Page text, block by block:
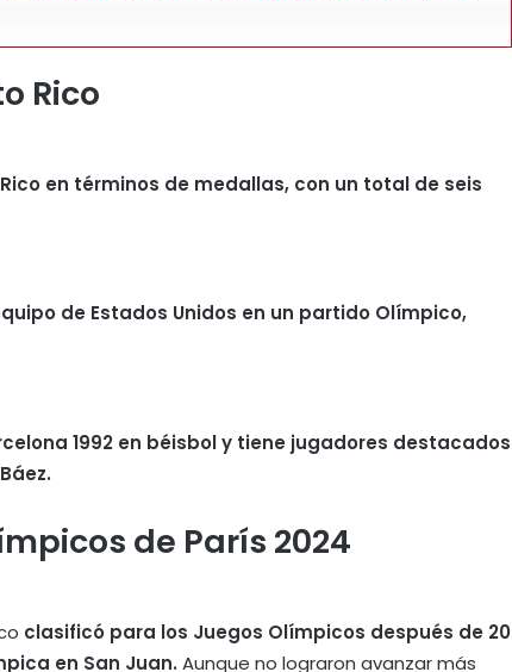
Rico
en términos de medallas, con un total de seis
de Estados Unidos en un partido Olímpico,
1992 en béisbol y tiene jugadores destacados
de París 2024
clasificó para los Juegos Olímpicos después de 20
en San Juan. Aunque no lograron avanzar más